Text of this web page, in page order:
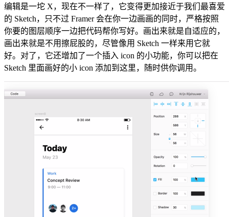
编辑是一坨 X，现在不一样了，它变得更加接近于我们最喜爱
的 Sketch，只不过 Framer 会在你一边画画的同时，严格按照
你要的图层顺序一边把代码帮你写好。画出来就是自适应的，
画出来就是不用擦屁股的，尽管像用 Sketch 一样来用它就
好。对了，它还增加了一个插入 icon 的小功能，你可以把在
Sketch 里面画好的小 icon 添加到这里，随时供你调用。